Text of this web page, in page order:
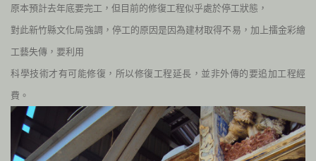
原本預計去年底要完工，但目前的修復工程似乎處於停工狀態，
對此新竹縣文化局強調，停工的原因是因為建材取得不易，加上擂金彩繪
工藝失傳，要利用
科學技術才有可能修復，所以修復工程延長，並非外傳的要追加工程經
費。